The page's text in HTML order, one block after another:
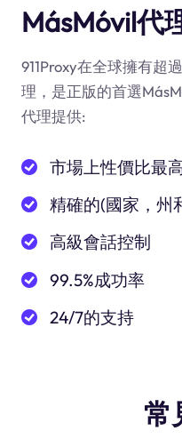
MásMóvil代
911Proxy在全球擁有超
理，是正版的首選
代理提供:
市場上性價比最
精確的(國家，州
高級會話控制
99.5%成功率
24/7的支持
常